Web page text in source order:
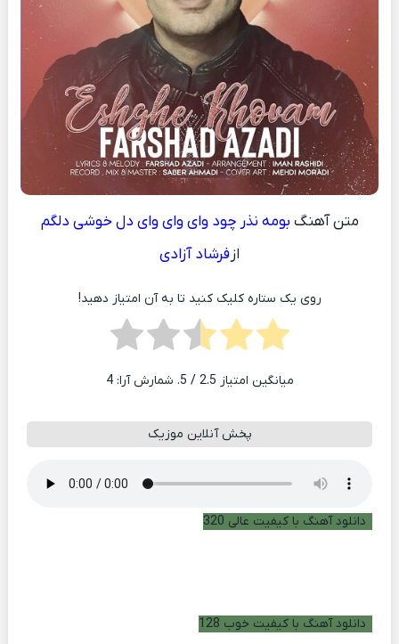
متن آهنگ بومه نذر چود وای وای وای دل خوشی دلگم
از فرشاد آزادی
روی یک ستاره کلیک کنید تا به آن امتیاز دهید!
میانگین امتیاز 2.5 / 5. شمارش آرا: 4
پخش آنلاین موزیک
دانلود آهنگ با کیفیت عالی 320
دانلود آهنگ با کیفیت خوب 128